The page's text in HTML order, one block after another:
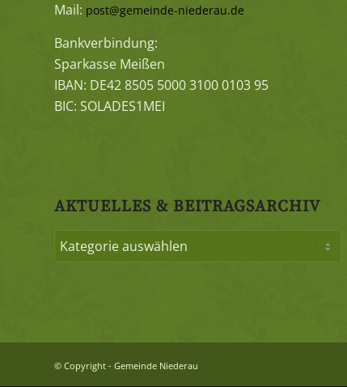
Mail: post@gemeinde-niederau.de
Bankverbindung:
Sparkasse Meißen
IBAN: DE42 8505 5000 3100 0103 95
BIC: SOLADES1MEI
AKTUELLES & BEITRAGSARCHIV
© Copyright - Gemeinde Niederau